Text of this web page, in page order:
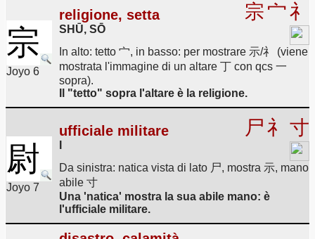
宗
Joyo 6
religione, setta
SHŪ, SŌ
宗宀礻
In alto: tetto 宀, in basso: per mostrare 示/礻 (viene
mostrata l'immagine di un altare 丁 con qcs 一
sopra).
Il "tetto" sopra l'altare è la religione.
尉
Joyo 7
ufficiale militare 尸礻 寸
Da sinistra: natica vista di lato 尸, mostra 示, mano
abile 寸
Una 'natica' mostra la sua abile mano: è
l'ufficiale militare.